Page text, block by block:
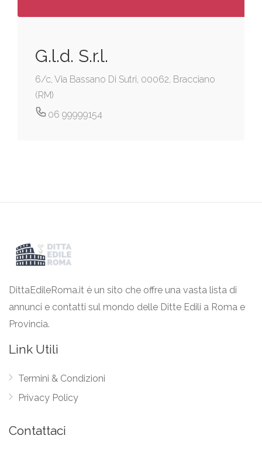
G.l.d. S.r.l.
6/c, Via Bassano Di Sutri, 00062, Bracciano
(RM)
06 99999154
DittaEdileRoma.it è un sito che offre una vasta lista di
annunci e contatti sul mondo delle Ditte Edili a Roma e
Provincia.
Link Utili
Termini & Condizioni
Privacy Policy
Contattaci